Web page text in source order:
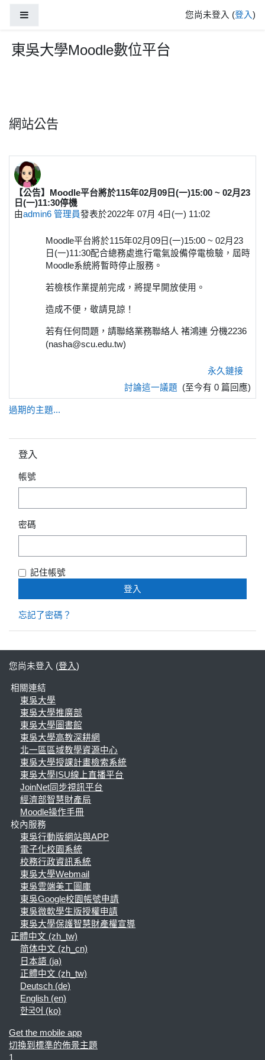
您尚未登入 (登入 )
東吳大學Moodle數位平台
網站公告
【公告】Moodle平台將於115年02月09日(一)15:00 ~ 02月23
日(一)11:30停機
由admin6 管理員發表於2022年 07月 4日(一) 11:02
Moodle平台將於115年02月09日(一)15:00 ~ 02月23
日(一)11:30配合總務處進行電氣設備停電檢驗，屆時
Moodle系統將暫時停止服務。
若檢核作業提前完成，將提早開放使用。
造成不便，敬請見諒！
若有任何問題，請聯絡業務聯絡人 褚鴻連 分機2236
(nasha@scu.edu.tw)
永久鏈接
討論這一議題
(至今有 0 篇回應)
過期的主題...
登入
帳號
密碼
記住帳號
忘記了密碼？
您尚未登入 (登入 )
相關連結
東吳大學
東吳大學推廣部
東吳大學圖書館
東吳大學高教深耕網
北一區區域教學資源中心
東吳大學授課計畫檢索系統
東吳大學ISU線上直播平台
JoinNet同步視訊平台
經濟部智慧財產局
Moodle操作手冊
校內服務
東吳行動版網站與APP
電子化校園系統
校務行政資訊系統
東吳大學Webmail
東吳雲端美工圖庫
東吳Google校園帳號申請
東吳微軟學生版授權申請
東吳大學保護智慧財產權宣導
正體中文 ‎(zh_tw)‎
简体中文 ‎(zh_cn)‎
日本語 ‎(ja)‎
正體中文 ‎(zh_tw)‎
Deutsch ‎(de)‎
English ‎(en)‎
한국어 ‎(ko)‎
Get the mobile app
切換到標準的佈景主題
1